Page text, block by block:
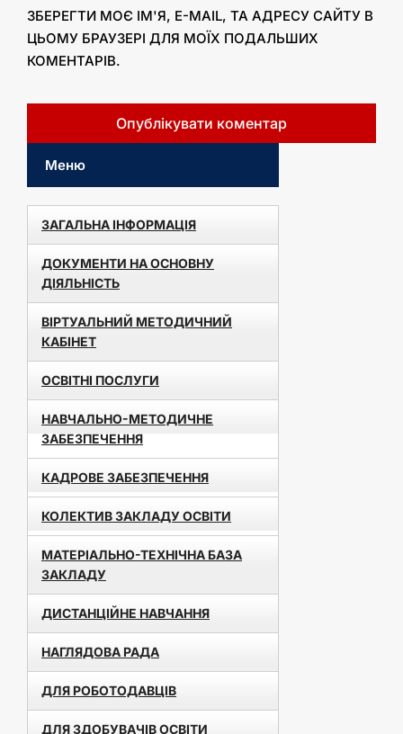
ЗБЕРЕГТИ МОЄ ІМ'Я, E-MAIL, ТА АДРЕСУ САЙТУ В
ЦЬОМУ БРАУЗЕРІ ДЛЯ МОЇХ ПОДАЛЬШИХ
КОМЕНТАРІВ.
Меню
ЗАГАЛЬНА ІНФОРМАЦІЯ
ДОКУМЕНТИ НА ОСНОВНУ
ДІЯЛЬНІСТЬ
ВІРТУАЛЬНИЙ МЕТОДИЧНИЙ
КАБІНЕТ
ОСВІТНІ ПОСЛУГИ
НАВЧАЛЬНО-МЕТОДИЧНЕ
ЗАБЕЗПЕЧЕННЯ
КАДРОВЕ ЗАБЕЗПЕЧЕННЯ
КОЛЕКТИВ ЗАКЛАДУ ОСВІТИ
МАТЕРІАЛЬНО-ТЕХНІЧНА БАЗА
ЗАКЛАДУ
ДИСТАНЦІЙНЕ НАВЧАННЯ
НАГЛЯДОВА РАДА
ДЛЯ РОБОТОДАВЦІВ
ДЛЯ ЗДОБУВАЧІВ ОСВІТИ